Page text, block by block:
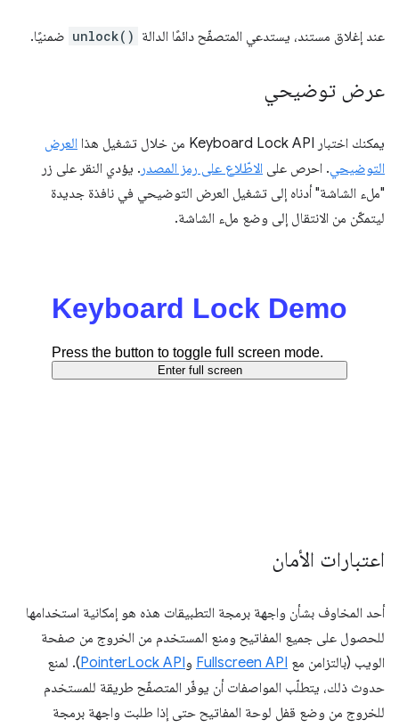
عند إغلاق مستند، يستدعي المتصفّح دائمًا الدالة unlock() ضمنيًا.
عرض توضيحي
يمكنك اختبار Keyboard Lock API من خلال تشغيل هذا
العرض
التوضيحي. احرص على الاطّلاع على رمز المصدر . يؤدي النقر على زر
"ملء الشاشة" أدناه إلى تشغيل العرض التوضيحي في نافذة جديدة
ليتمكّن من الانتقال إلى وضع ملء الشاشة.
اعتبارات الأمان
أحد المخاوف بشأن واجهة برمجة التطبيقات هذه هو إمكانية استخدامها
للحصول على جميع المفاتيح ومنع المستخدم من الخروج من صفحة
الويب (بالتزامن مع Fullscreen API وPointerLock API). لمنع
حدوث ذلك، يتطلّب المواصفات أن يوفّر المتصفّح طريقة للمستخدم
للخروج من وضع قفل لوحة المفاتيح حتى إذا طلبت واجهة برمجة